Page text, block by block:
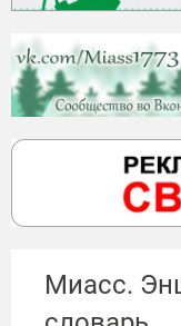
Миасс.